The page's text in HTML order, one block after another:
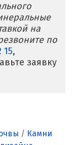
на
по
15,
заявку
/ Камни